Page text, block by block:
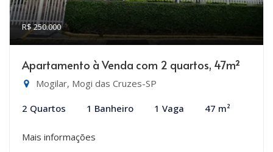
R$ 250.000
Apartamento à Venda com 2 quartos, 47m²
Mogilar, Mogi das Cruzes-SP
2 Quartos 1 Banheiro 1 Vaga 47 m²
Mais informações